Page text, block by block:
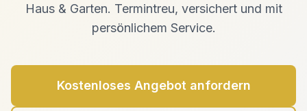
Haus & Garten. Termintreu, versichert und mit
persönlichem Service.
Kostenloses Angebot anfordern